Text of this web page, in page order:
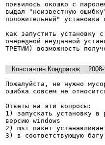
появилось окошко с
выдал "неизвестную
положительный" установка
как запустить установку
очередной неудачной
Константин Кондратюк
Пожалуйста, не нужно
ошибка совсем не
Ответы на эти вопросы:
1) запускать установку
версию windows
2) msi пакет
3) в соответствующую